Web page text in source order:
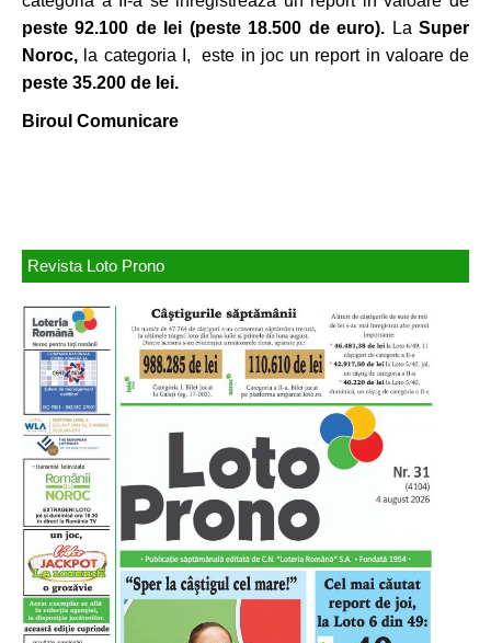
peste 92.100 de lei (peste 18.500 de euro). LaSuper
Noroc, la categoria I,
este in joc un report in valoare de
peste 35.200 de lei.
Biroul Comunicare
Revista Loto Prono